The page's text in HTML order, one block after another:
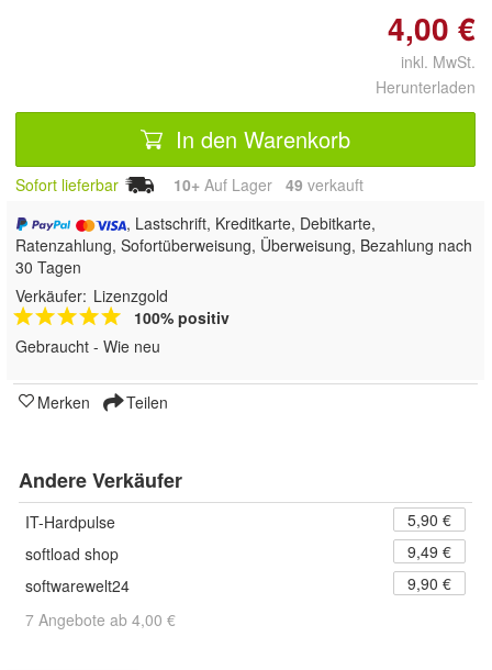
4,00 €
inkl. MwSt.
Herunterladen
In den Warenkorb
Sofort lieferbar 10+ Auf Lager 49 verkauft
, Lastschrift, Kreditkarte, Debitkarte,
Ratenzahlung, Sofortüberweisung, Überweisung, Bezahlung nach
30 Tagen
Verkäufer: Lizenzgold
100% positiv
Gebraucht - Wie neu
Merken Teilen
Andere Verkäufer
IT-Hardpulse
5,90 €
softload shop
9,49 €
softwarewelt24
9,90 €
7 Angebote ab 4,00 €